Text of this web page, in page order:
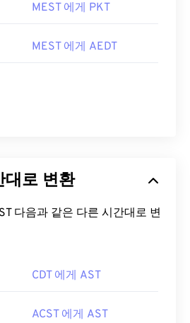
MEST 에게 PKT
MEST 에게 AEDT
대로 변환
다음과 같은 다른 시간대로 변
CDT 에게 AST
ACST 에게 AST